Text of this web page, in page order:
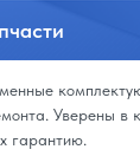
Уверены в
гарантию.